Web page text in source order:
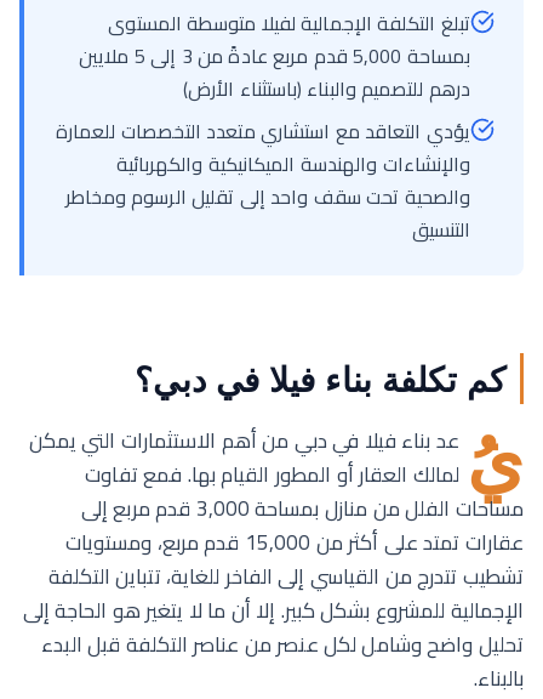
تبلغ التكلفة الإجمالية لفيلا متوسطة المستوى
بمساحة 5,000 قدم مربع عادةً من 3 إلى 5 ملايين
درهم للتصميم والبناء (باستثناء الأرض)
يؤدي التعاقد مع استشاري متعدد التخصصات للعمارة
والإنشاءات والهندسة الميكانيكية والكهربائية
والصحية تحت سقف واحد إلى تقليل الرسوم ومخاطر
التنسيق
كم تكلفة بناء فيلا في دبي؟
يُ عد بناء فيلا في دبي من أهم الاستثمارات التي يمكن
لمالك العقار أو المطور القيام بها. فمع تفاوت
مساحات الفلل من منازل بمساحة 3,000 قدم مربع إلى
عقارات تمتد على أكثر من 15,000 قدم مربع، ومستويات
تشطيب تتدرج من القياسي إلى الفاخر للغاية، تتباين التكلفة
الإجمالية للمشروع بشكل كبير. إلا أن ما لا يتغير هو الحاجة إلى
تحليل واضح وشامل لكل عنصر من عناصر التكلفة قبل البدء
بالبناء.